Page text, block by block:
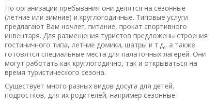
По организации пребывания они делятся на сезонные
(летние или зимние) и круглогодичные. Типовые услуги
предлагают Вам ночлег, питание, прокат спортивного
инвентаря. Для размещения туристов предложены строения
гостиничного типа, летние домики, шатры и т.д., а также
готовятся специальные места для палаточных лагерей. Они
могут работать как круглогодично, так и открываться на
время туристического сезона.
Существует много разных видов досуга для детей,
подростков, для их родителей, например сезонные: